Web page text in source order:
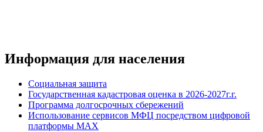
Информация для населения
Социальная защита
Государственная кадастровая оценка в 2026-2027г.г.
Программа долгосрочных сбережений
Использование сервисов МФЦ посредством цифровой
платформы MAX